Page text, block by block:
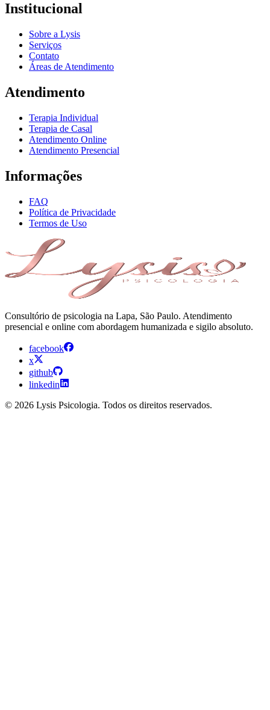
Institucional
Sobre a Lysis
Serviços
Contato
Áreas de Atendimento
Atendimento
Terapia Individual
Terapia de Casal
Atendimento Online
Atendimento Presencial
Informações
FAQ
Política de Privacidade
Termos de Uso
Consultório de psicologia na Lapa, São Paulo. Atendimento
presencial e online com abordagem humanizada e sigilo absoluto.
facebook
x
github
linkedin
© 2026 Lysis Psicologia. Todos os direitos reservados.